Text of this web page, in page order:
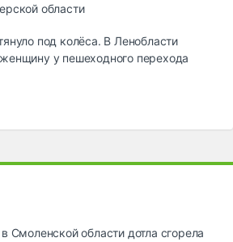
области
под колёса. В Ленобласти
у пешеходного перехода
Смоленской области дотла сгорела